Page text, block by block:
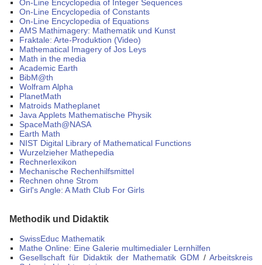
On-Line Encyclopedia of Integer Sequences
On-Line Encyclopedia of Constants
On-Line Encyclopedia of Equations
AMS Mathimagery: Mathematik und Kunst
Fraktale: Arte-Produktion (Video)
Mathematical Imagery of Jos Leys
Math in the media
Academic Earth
BibM@th
Wolfram Alpha
PlanetMath
Matroids Matheplanet
Java Applets Mathematische Physik
SpaceMath@NASA
Earth Math
NIST Digital Library of Mathematical Functions
Wurzelzieher Mathepedia
Rechnerlexikon
Mechanische Rechenhilfsmittel
Rechnen ohne Strom
Girl's Angle: A Math Club For Girls
Methodik und Didaktik
SwissEduc Mathematik
Mathe Online: Eine Galerie multimedialer Lernhilfen
Gesellschaft für Didaktik der Mathematik GDM / Arbeitskreis